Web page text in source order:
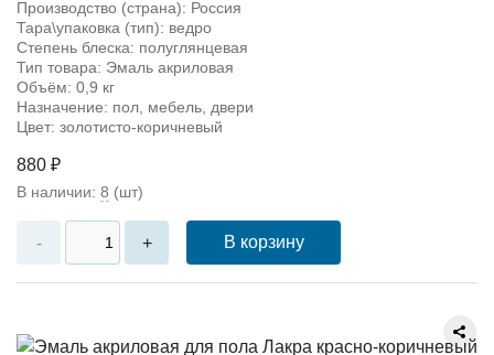
Производство (страна): Россия
Тара\упаковка (тип): ведро
Степень блеска: полуглянцевая
Тип товара: Эмаль акриловая
Объём: 0,9 кг
Назначение: пол, мебель, двери
Цвет: золотисто-коричневый
880 ₽
В наличии: 8 (шт)
- + В корзину